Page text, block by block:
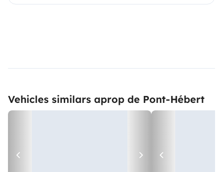
Vehicles similars aprop de Pont-Hébert